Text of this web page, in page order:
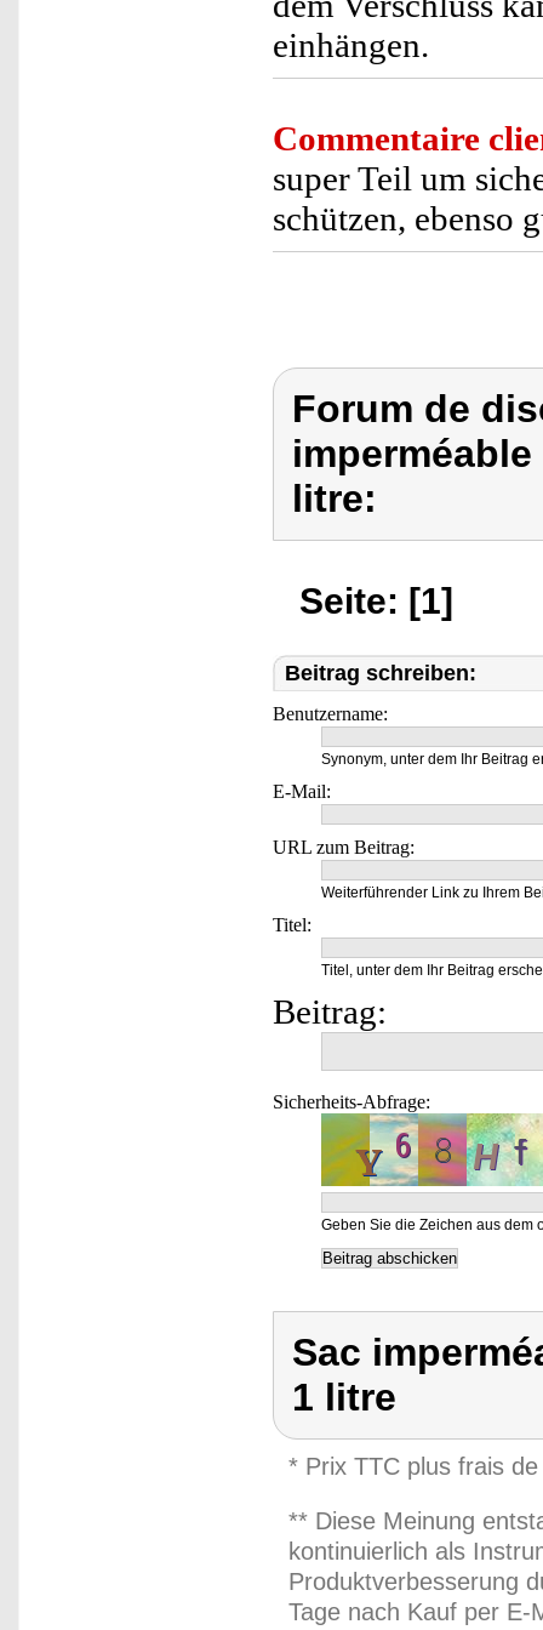
einhängen.
Commentaire
super Teil um
schützen, ebenso
Forum de
litre:
Seite: [1]
Beitrag schreiben:
Benutzername:
Synonym, unter dem Ihr Beitrag
E-Mail:
URL zum Beitrag:
Weiterführender Link zu Ihrem
Titel:
Titel, unter dem Ihr Beitrag
Beitrag:
Sicherheits-Abfrage:
Geben Sie die Zeichen aus dem
Sac
1 litre
* Prix TTC plus frais
** Diese Meinung
kontinuierlich als
Produktverbesserung
Tage nach Kauf per E-